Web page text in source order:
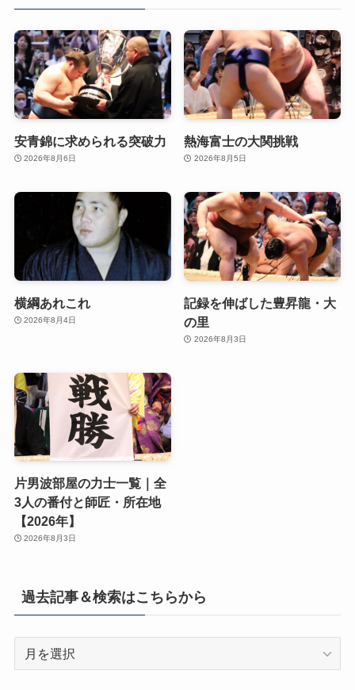
安青錦に求められる突破力
2026年8月6日
熱海富士の大関挑戦
2026年8月5日
横綱あれこれ
2026年8月4日
記録を伸ばした豊昇龍・大
の里
2026年8月3日
片男波部屋の力士一覧｜全
3人の番付と師匠・所在地
【2026年】
2026年8月3日
過去記事＆検索はこちらから